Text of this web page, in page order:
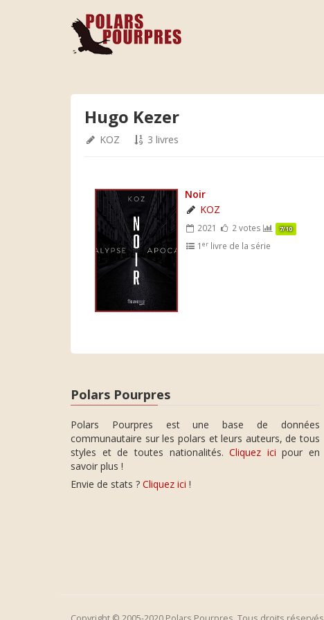
Hugo Kezer
KOZ 3 livres
Noir
KOZ
2021 2 votes 7/10
1er livre de la série
Polars Pourpres
Polars Pourpres est une base de données
communautaire sur les polars et leurs auteurs, de tous
styles et de toutes nationalités.Cliquez ici pour en
savoir plus !
Envie de stats ? Cliquez ici !